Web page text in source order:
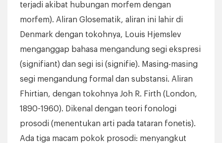
terjadi akibat hubungan morfem dengan
morfem). Aliran Glosematik, aliran ini lahir di
Denmark dengan tokohnya, Louis Hjemslev
menganggap bahasa mengandung segi ekspresi
(signifiant) dan segi isi (signifie). Masing-masing
segi mengandung formal dan substansi. Aliran
Fhirtian, dengan tokohnya Joh R. Firth (London,
1890-1960). Dikenal dengan teori fonologi
prosodi (menentukan arti pada tataran fonetis).
Ada tiga macam pokok prosodi: menyangkut